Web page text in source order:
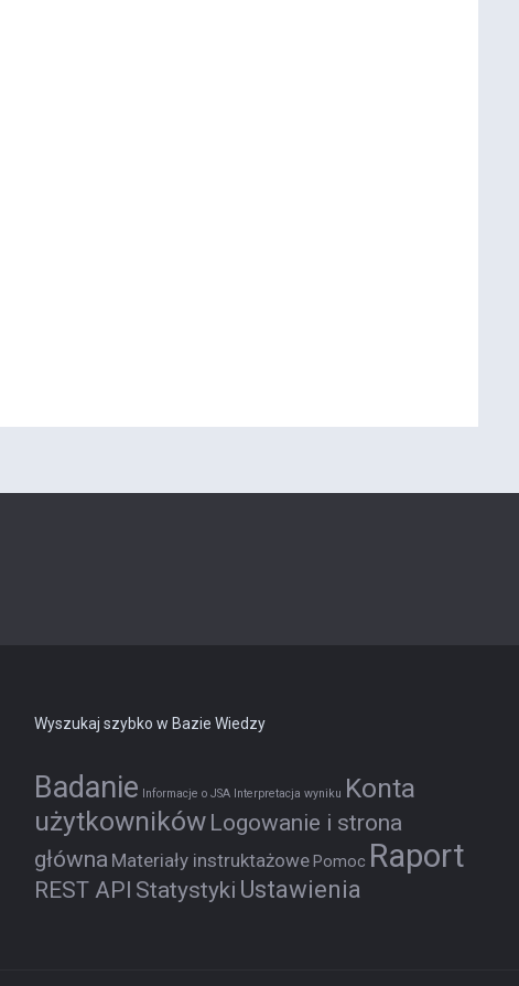
Wyszukaj szybko w Bazie Wiedzy
Badanie Informacje o JSA Interpretacja wyniku Konta
użytkowników Logowanie i strona
główna Materiały instruktażowe Pomoc Raport
REST API Statystyki Ustawienia